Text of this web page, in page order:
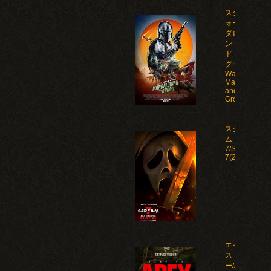
スター・ウ
ォーズ マン
ダロリア
ン・アン
ド・グロー
グー/Star
Wars: The
Mandalorian
and
Grogu(2026)
スクリー
ム
7/Scream
7(2026)
エイペック
ス・プレデタ
ー/